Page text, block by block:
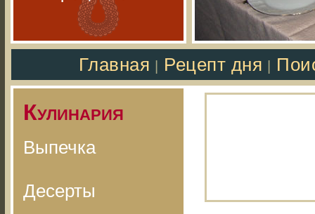
Главная Рецепт дня
Кулинария
Выпечка
Десерты